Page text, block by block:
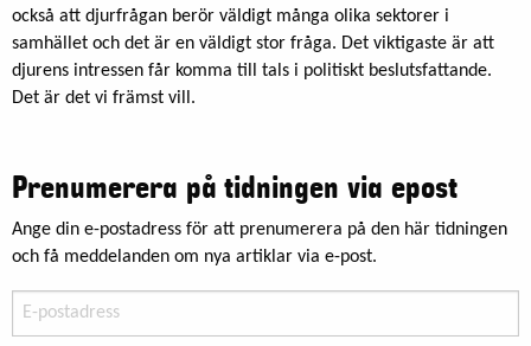
också att djurfrågan berör väldigt många olika sektorer i
samhället och det är en väldigt stor fråga. Det viktigaste är att
djurens intressen får komma till tals i politiskt beslutsfattande.
Det är det vi främst vill.
Prenumerera på tidningen via epost
Ange din e-postadress för att prenumerera på den här tidningen
och få meddelanden om nya artiklar via e-post.
postadress